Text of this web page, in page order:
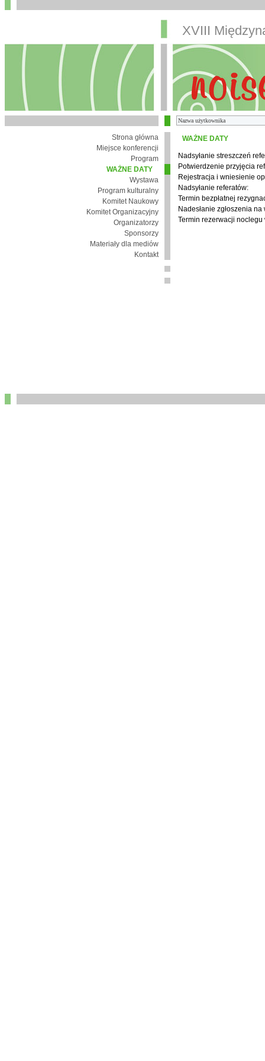
XVIII
Strona główna
Miejsce konferencji
Program
WAŻNE DATY
Wystawa
Program kulturalny
Komitet Naukowy
Komitet Organizacyjny
Organizatorzy
Sponsorzy
Materiały dla mediów
Kontakt
WAŻNE DATY
Nadsyłanie streszczeń
Potwierdzenie przyjęcia
Rejestracja i wniesienie
Nadsyłanie referatów:
Termin bezpłatnej
Nadesłanie zgłoszenia na
Termin rezerwacji